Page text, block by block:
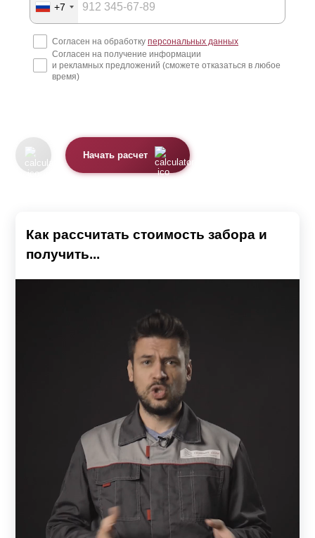
+7
Согласен на обработку персональных данных
Согласен на получение информации
и рекламных предложений (сможете отказаться в любое
время)
Начать расчет
Как рассчитать стоимость забора и
получить...